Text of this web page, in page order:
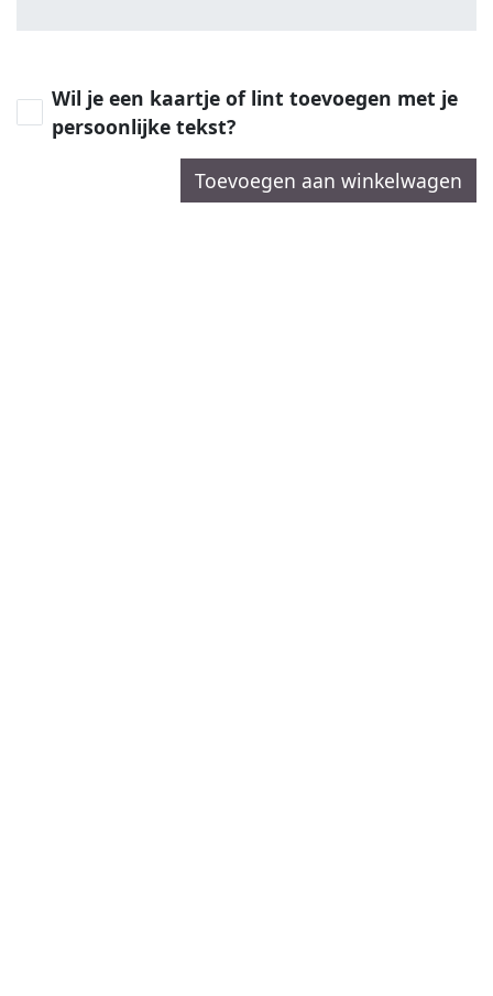
Wil je een kaartje of lint toevoegen met je
persoonlijke tekst?
Toevoegen aan winkelwagen